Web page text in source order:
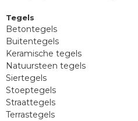
Tegels
Betontegels
Buitentegels
Keramische tegels
Natuursteen tegels
Siertegels
Stoeptegels
Straattegels
Terrastegels